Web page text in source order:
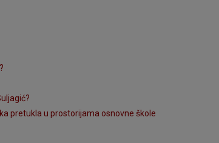
pretukla u prostorijama osnovne škole